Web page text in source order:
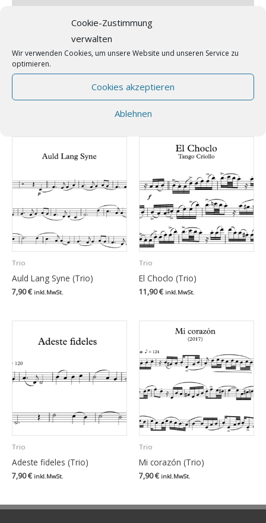
Cookie-Zustimmung
verwalten
Wir verwenden Cookies, um unsere Website und unseren Service zu
optimieren.
Cookies akzeptieren
Ablehnen
Stilisierter “Ragtime” von Claude Débussy aus dem Jahre 1908,
arrangiert für Trio (Melodiestimme in B und C, Akkordeon,
Bass)
Ähnliche Produkte
Trio
Auld Lang Syne (Trio)
7,90€ inkl.MwSt.
Trio
El Choclo (Trio)
11,90€ inkl.MwSt.
Trio
Adeste fideles (Trio)
7,90€ inkl.MwSt.
Trio
Mi corazón (Trio)
7,90€ inkl.MwSt.